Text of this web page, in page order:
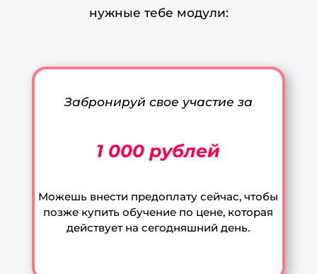
нужные тебе модули:
Забронируй свое участие за
1 000 рублей
Можешь внести предоплату сейчас, чтобы
позже купить обучение по цене, которая
действует на сегодняшний день.